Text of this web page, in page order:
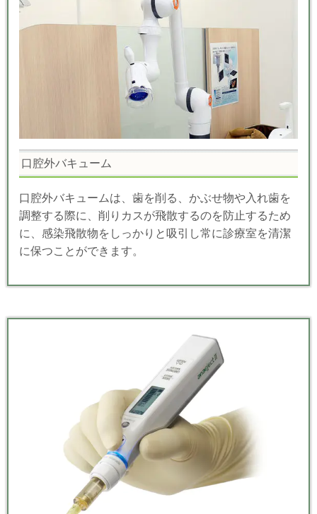
口腔外バキューム
口腔外バキュームは、歯を削る、かぶせ物や入れ歯を
調整する際に、削りカスが飛散するのを防止するため
に、感染飛散物をしっかりと吸引し常に診療室を清潔
に保つことができます。